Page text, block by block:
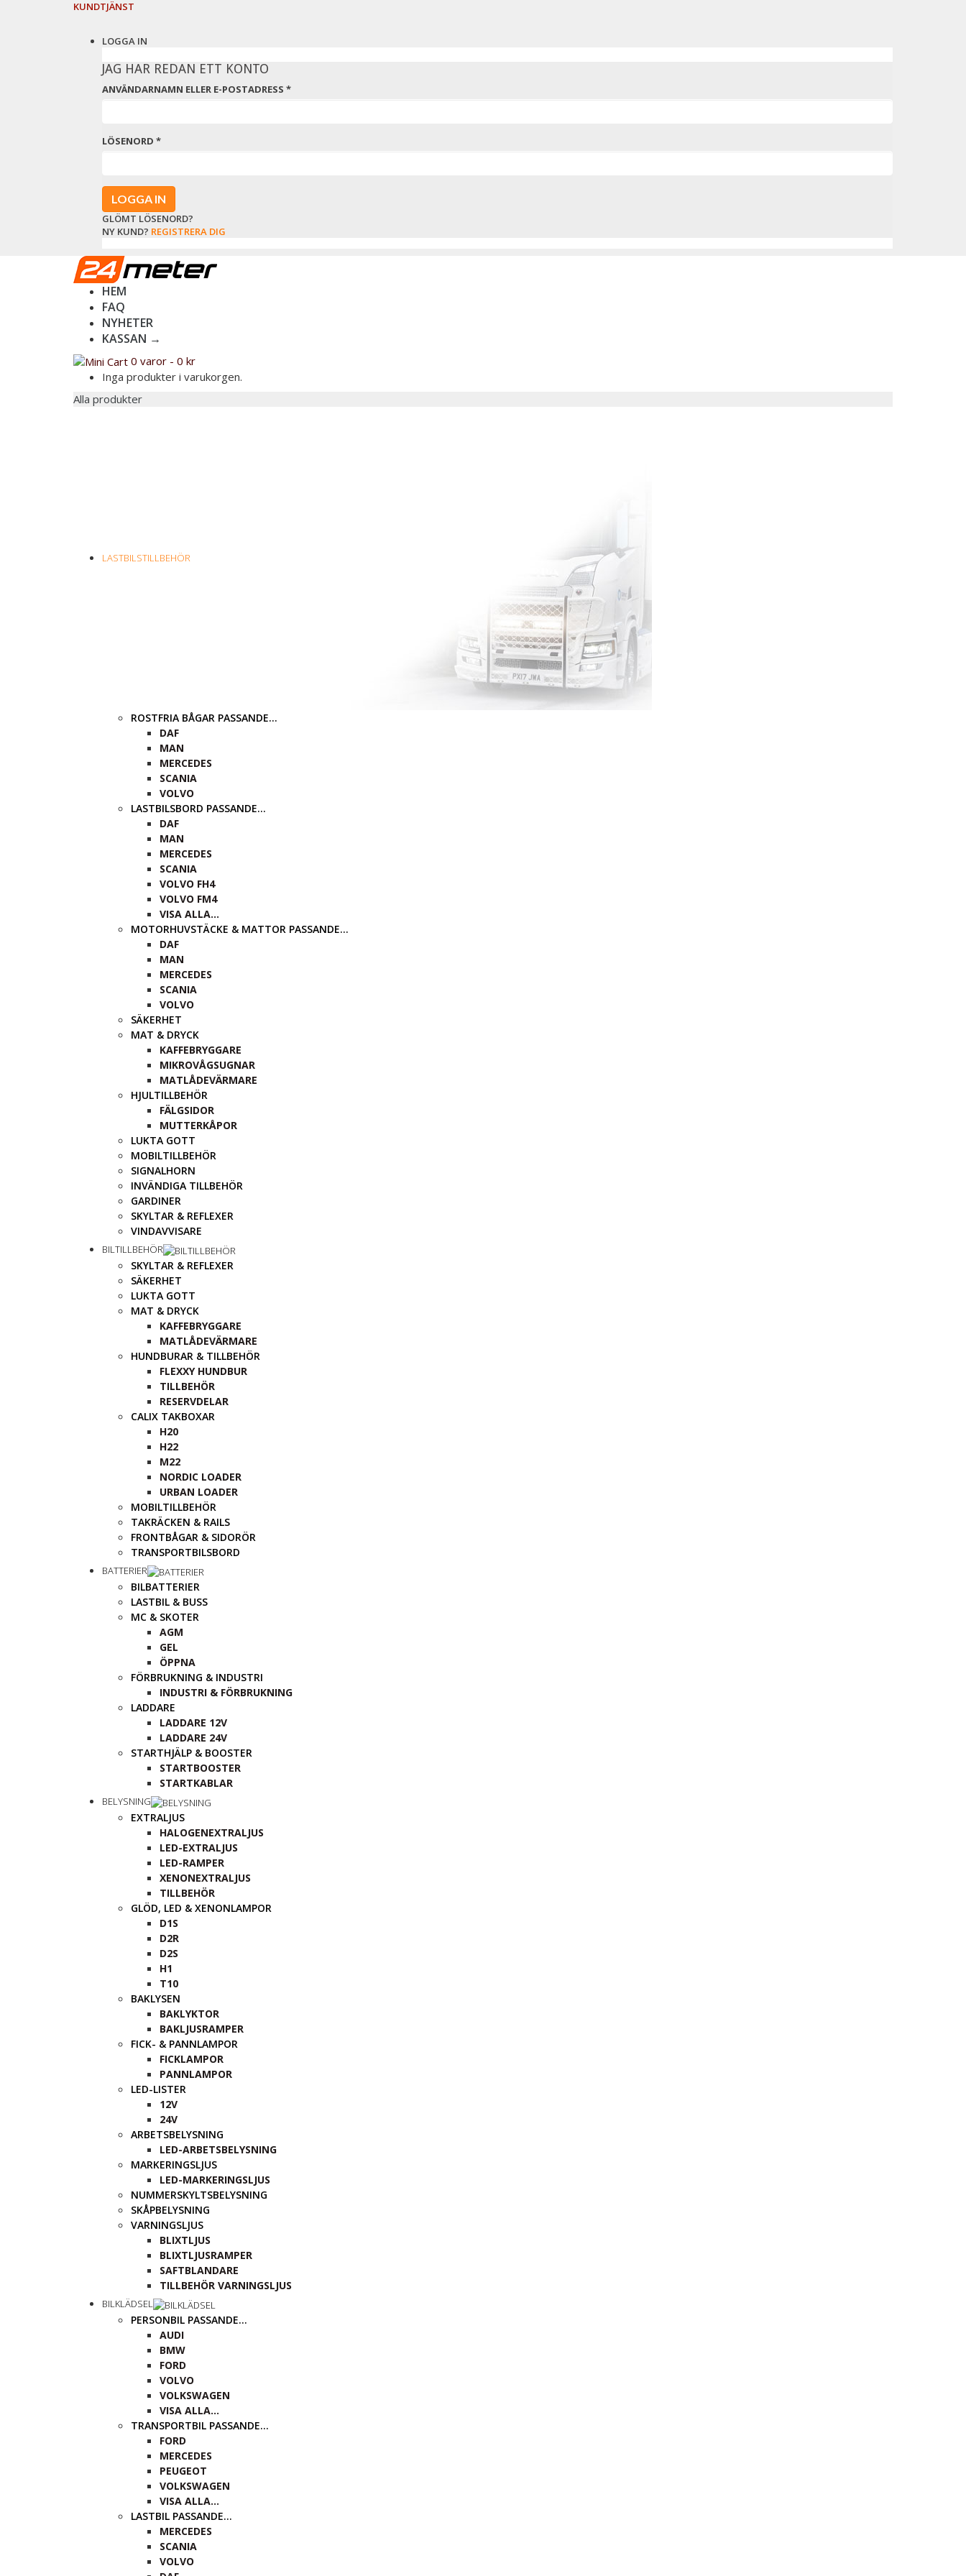
KUNDTJÄNST
LOGGA IN
JAG HAR REDAN ETT KONTO
ANVÄNDARNAMN ELLER E-POSTADRESS *
LÖSENORD *
GLÖMT LÖSENORD?
NY KUND? REGISTRERA DIG
HEM
FAQ
NYHETER
KASSAN →
0 varor - 0 kr
Inga produkter i varukorgen.
Alla produkter
LASTBILSTILLBEHÖR
ROSTFRIA BÅGAR PASSANDE…
DAF
MAN
MERCEDES
SCANIA
VOLVO
LASTBILSBORD PASSANDE…
DAF
MAN
MERCEDES
SCANIA
VOLVO FH4
VOLVO FM4
VISA ALLA…
MOTORHUVSTÄCKE & MATTOR PASSANDE…
DAF
MAN
MERCEDES
SCANIA
VOLVO
SÄKERHET
MAT & DRYCK
KAFFEBRYGGARE
MIKROVÅGSUGNAR
MATLÅDEVÄRMARE
HJULTILLBEHÖR
FÄLGSIDOR
MUTTERKÅPOR
LUKTA GOTT
MOBILTILLBEHÖR
SIGNALHORN
INVÄNDIGA TILLBEHÖR
GARDINER
SKYLTAR & REFLEXER
VINDAVVISARE
BILTILLBEHÖR
SKYLTAR & REFLEXER
SÄKERHET
LUKTA GOTT
MAT & DRYCK
KAFFEBRYGGARE
MATLÅDEVÄRMARE
HUNDBURAR & TILLBEHÖR
FLEXXY HUNDBUR
TILLBEHÖR
RESERVDELAR
CALIX TAKBOXAR
H20
H22
M22
NORDIC LOADER
URBAN LOADER
MOBILTILLBEHÖR
TAKRÄCKEN & RAILS
FRONTBÅGAR & SIDORÖR
TRANSPORTBILSBORD
BATTERIER
BILBATTERIER
LASTBIL & BUSS
MC & SKOTER
AGM
GEL
ÖPPNA
FÖRBRUKNING & INDUSTRI
INDUSTRI & FÖRBRUKNING
LADDARE
LADDARE 12V
LADDARE 24V
STARTHJÄLP & BOOSTER
STARTBOOSTER
STARTKABLAR
BELYSNING
EXTRALJUS
HALOGENEXTRALJUS
LED-EXTRALJUS
LED-RAMPER
XENONEXTRALJUS
TILLBEHÖR
GLÖD, LED & XENONLAMPOR
D1S
D2R
D2S
H1
T10
BAKLYSEN
BAKLYKTOR
BAKLJUSRAMPER
FICK- & PANNLAMPOR
FICKLAMPOR
PANNLAMPOR
LED-LISTER
12V
24V
ARBETSBELYSNING
LED-ARBETSBELYSNING
MARKERINGSLJUS
LED-MARKERINGSLJUS
NUMMERSKYLTSBELYSNING
SKÅPBELYSNING
VARNINGSLJUS
BLIXTLJUS
BLIXTLJUSRAMPER
SAFTBLANDARE
TILLBEHÖR VARNINGSLJUS
BILKLÄDSEL
PERSONBIL PASSANDE…
AUDI
BMW
FORD
VOLVO
VOLKSWAGEN
VISA ALLA…
TRANSPORTBIL PASSANDE…
FORD
MERCEDES
PEUGEOT
VOLKSWAGEN
VISA ALLA…
LASTBIL PASSANDE…
MERCEDES
SCANIA
VOLVO